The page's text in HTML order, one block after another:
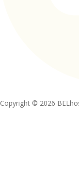
Copyright © 2026